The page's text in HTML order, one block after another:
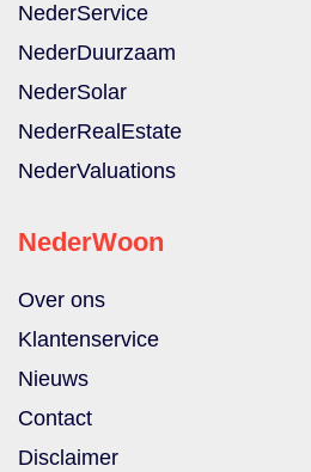
NederService
NederDuurzaam
NederSolar
NederRealEstate
NederValuations
NederWoon
Over ons
Klantenservice
Nieuws
Contact
Disclaimer